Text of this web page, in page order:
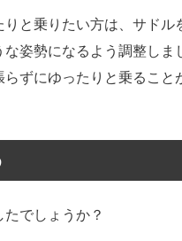
りと乗りたい方は、サドル
な姿勢になるよう調整しま
らずにゆったりと乗ること
でしょうか？